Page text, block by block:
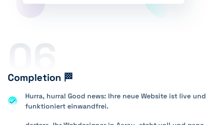
06
Completion 🏁
Hurra, hurra! Good news: Ihre neue Website ist live und
funktioniert einwandfrei.